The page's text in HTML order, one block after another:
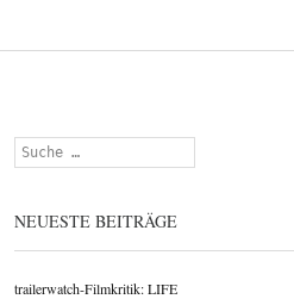
Suchen
NEUESTE BEITRÄGE
trailerwatch-Filmkritik: LIFE